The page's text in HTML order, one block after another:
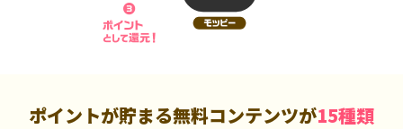
ポイントが貯まる無料コンテンツが15種類